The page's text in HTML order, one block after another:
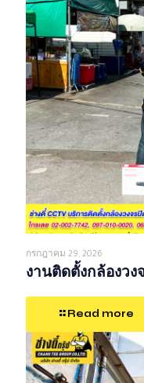
กรกฎาคม 29, 2026
งานติดตั้งกล้องวง
Read more